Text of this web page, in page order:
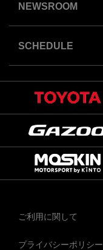
NEWSROOM
SCHEDULE
ご利用に関して
プライバシーポリシー